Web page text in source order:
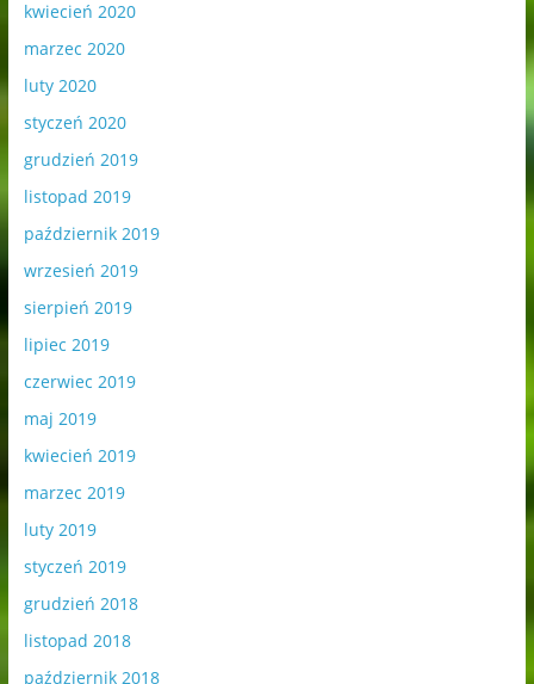
kwiecień 2020
marzec 2020
luty 2020
styczeń 2020
grudzień 2019
listopad 2019
październik 2019
wrzesień 2019
sierpień 2019
lipiec 2019
czerwiec 2019
maj 2019
kwiecień 2019
marzec 2019
luty 2019
styczeń 2019
grudzień 2018
listopad 2018
październik 2018